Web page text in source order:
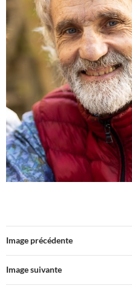
Image précédente
Image suivante